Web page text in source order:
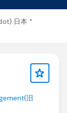
日本 *
旧